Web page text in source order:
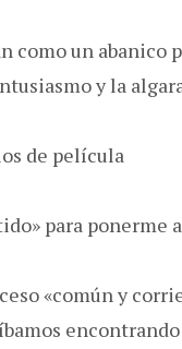
como un abanico
y la
de película
para ponerme
«común y